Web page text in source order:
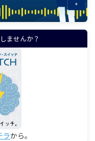
ませんか？
ラから。